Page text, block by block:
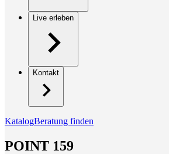
Live erleben
Kontakt
KatalogBeratung finden
POINT 159